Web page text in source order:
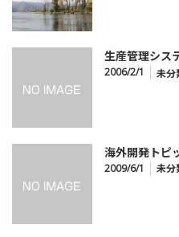
生産管理シス
2006/2/1 未分
海外開発トピ
2009/6/1 未分